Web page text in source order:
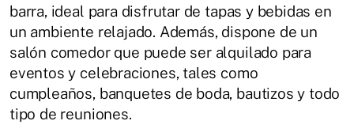
barra, ideal para disfrutar de tapas y bebidas en
un ambiente relajado. Además, dispone de un
salón comedor que puede ser alquilado para
eventos y celebraciones, tales como
cumpleaños, banquetes de boda, bautizos y todo
tipo de reuniones.